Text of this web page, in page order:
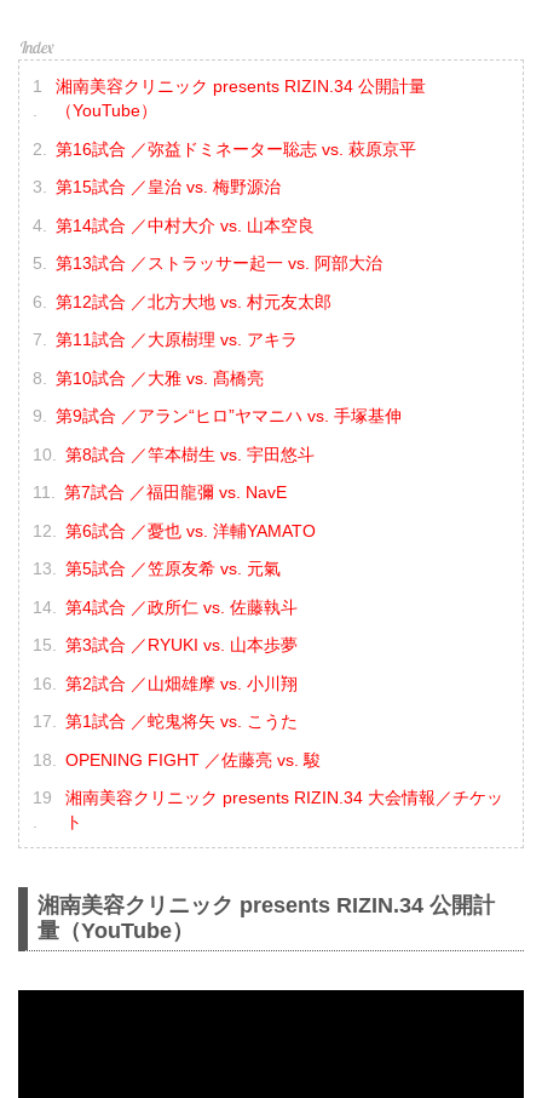
湘南美容クリニック presents RIZIN.34 公開計量
（YouTube）
第16試合 ／弥益ドミネーター聡志 vs. 萩原京平
第15試合 ／皇治 vs. 梅野源治
第14試合 ／中村大介 vs. 山本空良
第13試合 ／ストラッサー起一 vs. 阿部大治
第12試合 ／北方大地 vs. 村元友太郎
第11試合 ／大原樹理 vs. アキラ
第10試合 ／大雅 vs. 髙橋亮
第9試合 ／アラン“ヒロ”ヤマニハ vs. 手塚基伸
第8試合 ／竿本樹生 vs. 宇田悠斗
第7試合 ／福田龍彌 vs. NavE
第6試合 ／憂也 vs. 洋輔YAMATO
第5試合 ／笠原友希 vs. 元氣
第4試合 ／政所仁 vs. 佐藤執斗
第3試合 ／RYUKI vs. 山本歩夢
第2試合 ／山畑雄摩 vs. 小川翔
第1試合 ／蛇鬼将矢 vs. こうた
OPENING FIGHT ／佐藤亮 vs. 駿
湘南美容クリニック presents RIZIN.34 大会情報／チケッ
ト
湘南美容クリニック presents RIZIN.34 公開計
量（YouTube）